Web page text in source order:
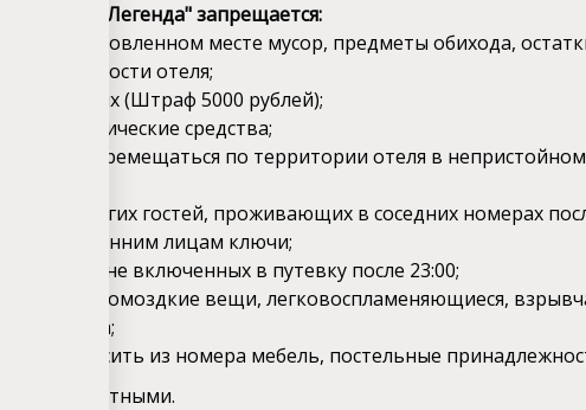
отеля "Легенда" запрещается:
в не установленном месте мусор, предметы обихода,
и окрестности отеля;
помещениях (Штраф 5000 рублей);
наркотические средства;
и перемещаться по территории отеля в
покой других гостей, проживающих в соседних номерах
посторонним лицам ключи;
гостей, не включенных в путевку после 23:00;
в номере громоздкие вещи, легковоспламеняющиеся,
и вещества;
выносить из номера мебель, постельные
с животными.